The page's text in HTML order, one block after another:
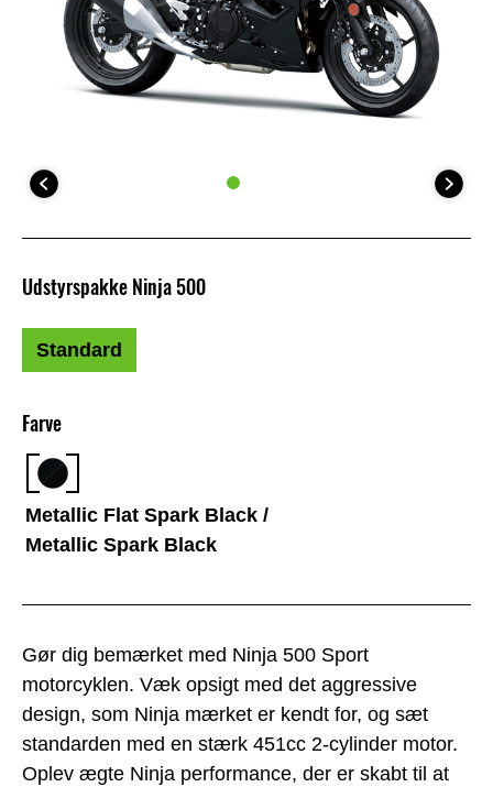
Gør dig bemærket med Ninja 500 Sport
motorcyklen. Væk opsigt med det aggressive
design, som Ninja mærket er kendt for, og sæt
standarden med en stærk 451cc 2-cylinder motor.
Oplev ægte Ninja performance, der er skabt til at
Farve
Metallic Flat Spark Black /
Metallic Spark Black
Udstyrspakke Ninja 500
Standard